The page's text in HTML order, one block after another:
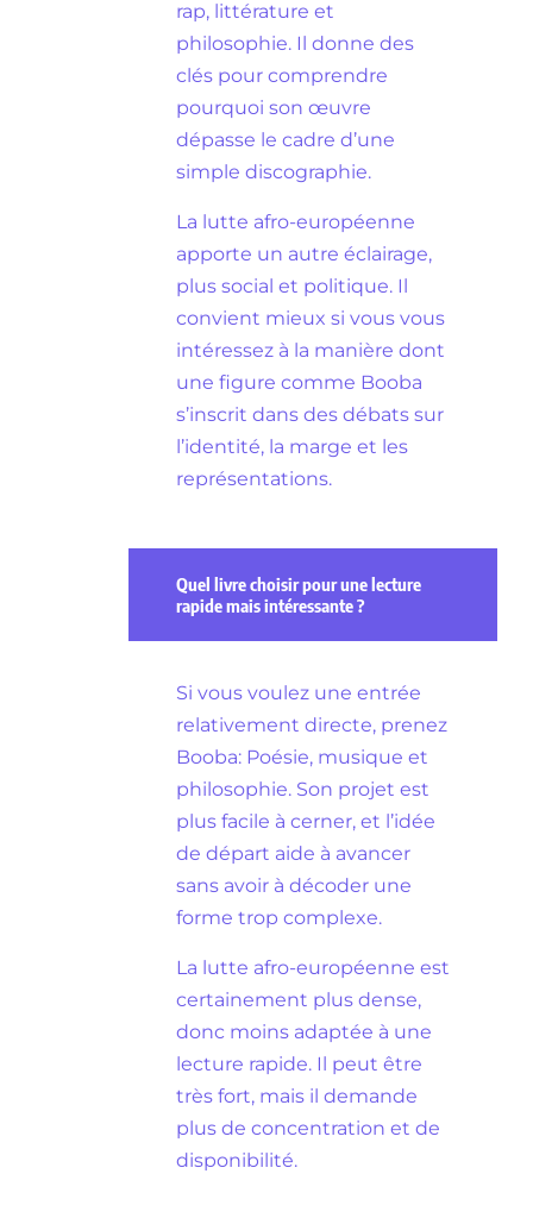
rap, littérature et
philosophie. Il donne des
clés pour comprendre
pourquoi son œuvre
dépasse le cadre d’une
simple discographie.
La lutte afro-européenne
apporte un autre éclairage,
plus social et politique. Il
convient mieux si vous vous
intéressez à la manière dont
une figure comme Booba
s’inscrit dans des débats sur
l’identité, la marge et les
représentations.
Quel livre choisir pour une lecture
rapide mais intéressante ?
Si vous voulez une entrée
relativement directe, prenez
Booba: Poésie, musique et
philosophie. Son projet est
plus facile à cerner, et l’idée
de départ aide à avancer
sans avoir à décoder une
forme trop complexe.
La lutte afro-européenne est
certainement plus dense,
donc moins adaptée à une
lecture rapide. Il peut être
très fort, mais il demande
plus de concentration et de
disponibilité.